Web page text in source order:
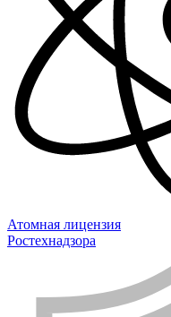
Атомная лицензия
Ростехнадзора